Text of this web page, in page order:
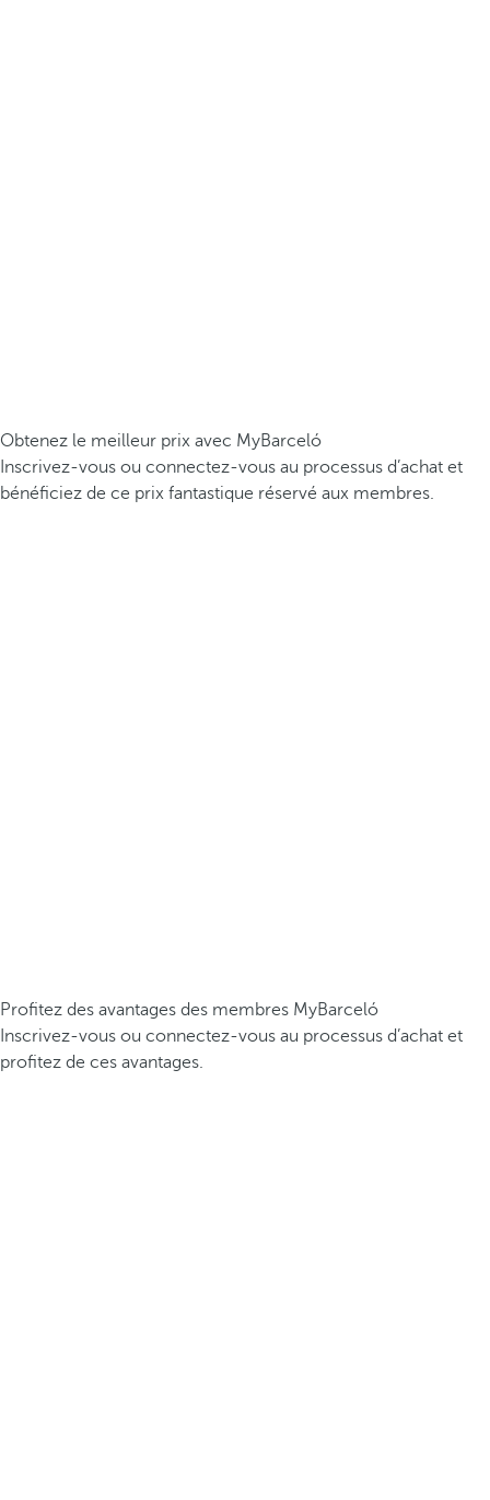
Obtenez le meilleur prix avec MyBarceló
Inscrivez-vous ou connectez-vous au processus d’achat et
bénéficiez de ce prix fantastique réservé aux membres.
Profitez des avantages des membres MyBarceló
Inscrivez-vous ou connectez-vous au processus d’achat et
profitez de ces avantages.